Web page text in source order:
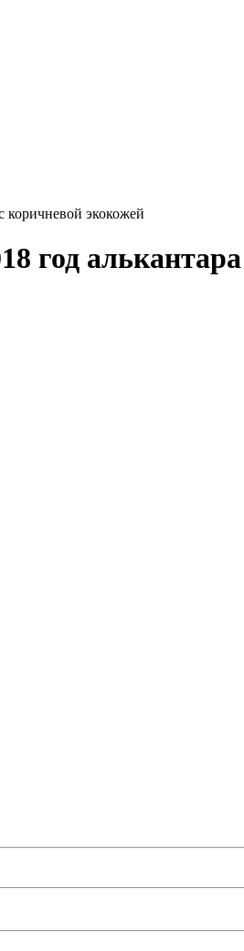
коричневой экокожей
год